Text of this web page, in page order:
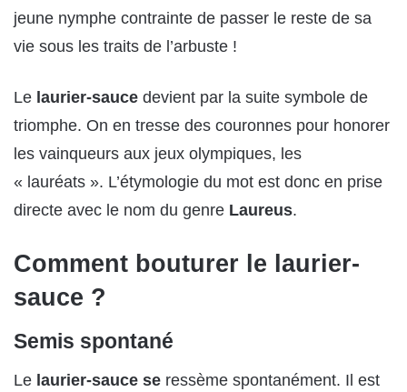
jeune nymphe contrainte de passer le reste de sa
vie sous les traits de l’arbuste !
Le laurier-sauce devient par la suite symbole de
triomphe. On en tresse des couronnes pour honorer
les vainqueurs aux jeux olympiques, les
« lauréats ». L’étymologie du mot est donc en prise
directe avec le nom du genre Laureus.
Comment bouturer le laurier-
sauce ?
Semis spontané
Le laurier-sauce se ressème spontanément. Il est